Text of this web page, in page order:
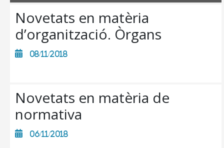
Novetats en matèria
d’organització. Òrgans
08/11/2018
Novetats en matèria de
normativa
06/11/2018